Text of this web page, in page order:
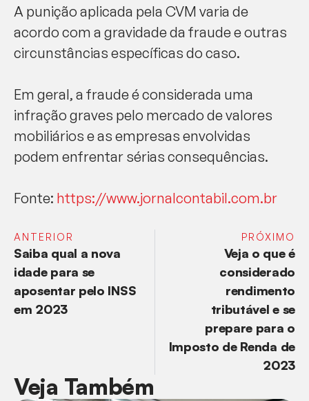
A punição aplicada pela CVM varia de
acordo com a gravidade da fraude e outras
circunstâncias específicas do caso.
Em geral, a fraude é considerada uma
infração graves pelo mercado de valores
mobiliários e as empresas envolvidas
podem enfrentar sérias consequências.
Fonte: https://www.jornalcontabil.com.br
ANTERIOR
Saiba qual a nova
idade para se
aposentar pelo INSS
em 2023
PRÓXIMO
Veja o que é
considerado
rendimento
tributável e se
prepare para o
Imposto de Renda de
2023
Veja Também